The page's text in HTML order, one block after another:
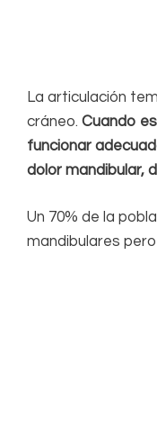
La articulación
cráneo. Cuando
funcionar
dolor mandibular,
Un 70% de la
mandibulares